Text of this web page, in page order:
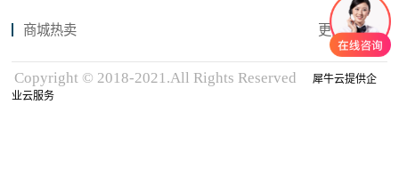
商城热卖 更多商品
Copyright © 2018-2021.All Rights Reserved
犀牛云提供企
业云服务